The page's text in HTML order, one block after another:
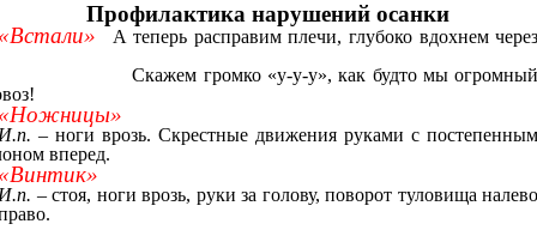
Профилактика нарушений осанки
А теперь расправим плечи, глубоко вдохнем
громко «у-у-у», как будто мы
– ноги врозь. Скрестные движения руками с
вперед.
– стоя, ноги врозь, руки за голову, поворот туловища